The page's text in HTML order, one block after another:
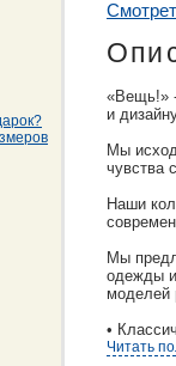
«Вещь!» -
и
Мы
чувства
Наши
Мы
одежды
моделей
•
строгий
Читать